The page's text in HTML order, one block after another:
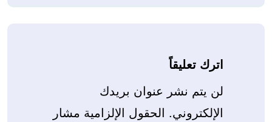
اترك تعليقاً
لن يتم نشر عنوان بريدك
الإلكتروني. الحقول الإلزامية مشار